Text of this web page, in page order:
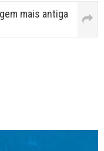
mais antiga